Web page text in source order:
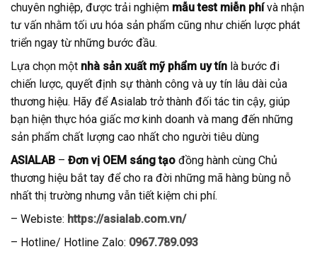
chuyên nghiệp, được trải nghiệm mẫu test miễn phívà nhận
tư vấn nhằm tối ưu hóa sản phẩm cũng như chiến lược phát
triển ngay từ những bước đầu.
Lựa chọn một nhà sản xuất mỹ phẩm uy tín là bước đi
chiến lược, quyết định sự thành công và uy tín lâu dài của
thương hiệu. Hãy để Asialab trở thành đối tác tin cậy, giúp
bạn hiện thực hóa giấc mơ kinh doanh và mang đến những
sản phẩm chất lượng cao nhất cho người tiêu dùng
ASIALAB – Đơn vị OEM sáng tạo đồng hành cùng Chủ
thương hiệu bắt tay để cho ra đời những mã hàng bùng nỗ
nhất thị trường nhưng vẫn tiết kiệm chi phí.
– Webiste: https://asialab.com.vn/
– Hotline/ Hotline Zalo: 0967.789.093